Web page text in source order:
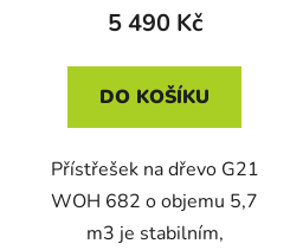
5 490 Kč
DO KOŠÍKU
Přístřešek na dřevo G21
WOH 682 o objemu 5,7
m3 je stabilním,